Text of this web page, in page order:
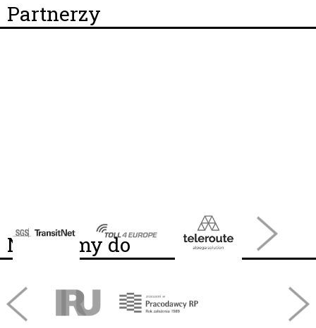
Partnerzy
Należymy do